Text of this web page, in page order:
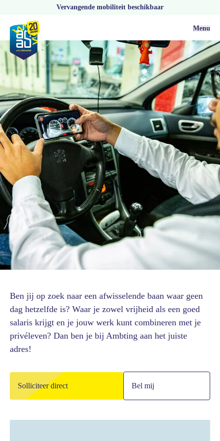
Vervangende mobiliteit beschikbaar
Menu
Vacatures
Ben jij op zoek naar een afwisselende baan waar geen
dag hetzelfde is? Waar je zowel vrijheid als een goed
salaris krijgt en je jouw werk kunt combineren met je
privéleven? Dan ben je bij Ambting aan het juiste
adres!
Solliciteer direct Bel mij